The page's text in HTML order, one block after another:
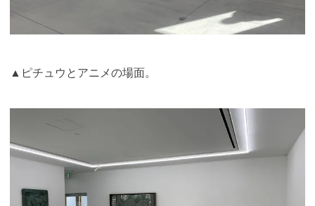
▲ピチュウとアニメの場面。